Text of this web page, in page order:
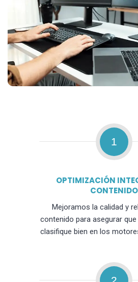
1
OPTIMIZACIÓN
CONTENIDO
Mejoramos la calidad y
contenido para asegurar
clasifique bien en los